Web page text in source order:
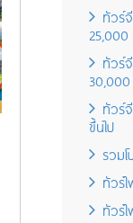
ทัวร์
25,000
ทัวร์
30,000
ทัวร์
ขึ้นไป
รวม
ทัวร์
ทัวร์